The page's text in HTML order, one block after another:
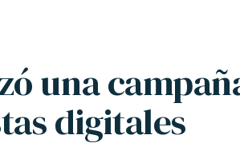
una
digitales